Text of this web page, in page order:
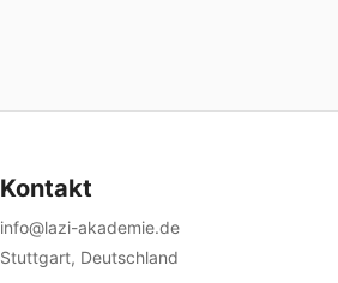
Kontakt
info@lazi-akademie.de
Stuttgart, Deutschland